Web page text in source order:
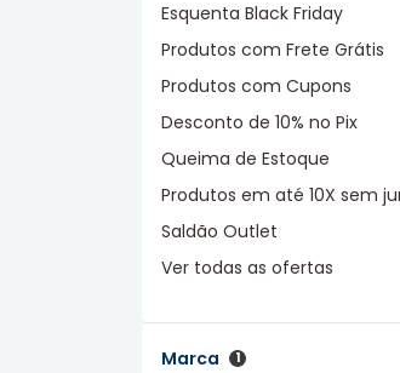
Esquenta Black Friday
Produtos com Frete Grátis
Produtos com Cupons
Desconto de 10% no Pix
Queima de Estoque
Produtos em até 10X sem
Saldão Outlet
Ver todas as ofertas
Marca 1